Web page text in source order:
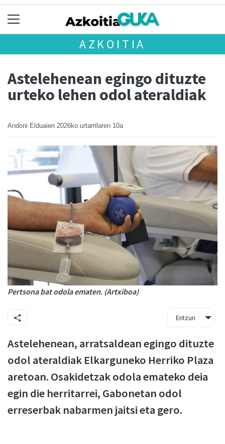
AZKOITIA
Astelehenean egingo dituzte
urteko lehen odol ateraldiak
Andoni Elduaien 2026ko urtarrilaren 10a
Pertsona bat odola ematen. (Artxiboa)
Entzun
Astelehenean, arratsaldean egingo dituzte
odol ateraldiak Elkarguneko Herriko Plaza
aretoan. Osakidetzak odola emateko deia
egin die herritarrei, Gabonetan odol
erreserbak nabarmen jaitsi eta gero.